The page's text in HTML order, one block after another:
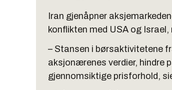
Iran gjenåpner
konflikten med USA og
– Stansen i børsaktivitetene
aksjonærenes verdier, hindre
gjennomsiktige prisforhold,